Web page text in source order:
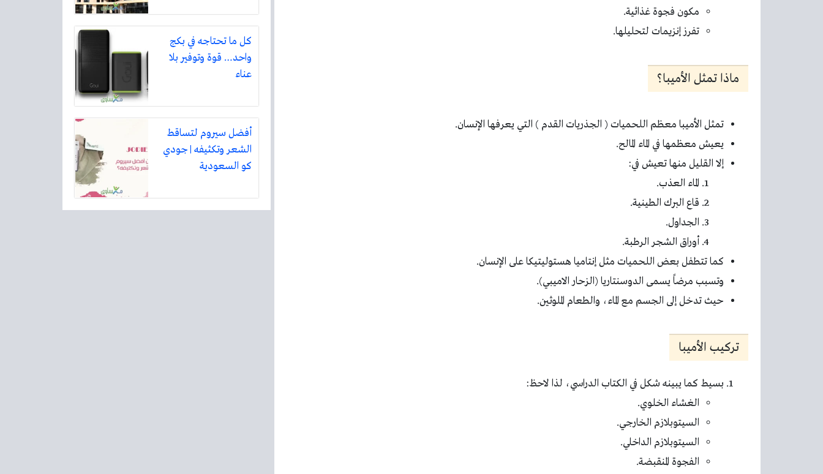
مكون فجوة غذائية.
تفرز إنزيمات لتحليلها.
ماذا تمثل الأميبا؟
تمثل الأميبا معظم اللحميات ( الجذريات القدم ) التي يعرفها الإنسان.
يعيش معظمها في الماء المالح.
إلا القليل منها تعيش في:
الماء العذب.
قاع البرك الطينية.
الجداول.
أوراق الشجر الرطبة.
كما تتطفل بعض اللحميات مثل إنتاميا هستوليتيكا على الإنسان.
وتسبب مرضاً يسمى الدوسنتاريا (الزحار الاميبي).
حيث تدخل إلى الجسم مع الماء، والطعام الملوثين.
تركيب الأميبا
بسيط كما يبينه شكل في الكتاب الدراسي، لذا لاحظ:
الغشاء الخلوي.
السيتوبلازم الخارجي.
السيتوبلازم الداخلي.
الفجوة المنقبضة.
كل ما تحتاجه في بكج
واحد… قوة وتوفير بلا
عناء
أفضل سيروم لتساقط
الشعر وتكثيفه | جودي
كو السعودية